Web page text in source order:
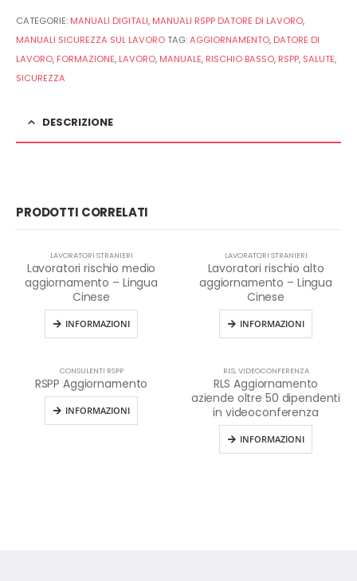
CATEGORIE: MANUALI DIGITALI, MANUALI RSPP DATORE DI LAVORO,
MANUALI SICUREZZA SUL LAVOROTAG:AGGIORNAMENTO, DATORE DI
LAVORO, FORMAZIONE, LAVORO, MANUALE, RISCHIO BASSO, RSPP, SALUTE,
SICUREZZA
DESCRIZIONE
PRODOTTI CORRELATI
LAVORATORI STRANIERI
Lavoratori rischio medio
aggiornamento – Lingua
Cinese
INFORMAZIONI
LAVORATORI STRANIERI
Lavoratori rischio alto
aggiornamento – Lingua
Cinese
INFORMAZIONI
CONSULENTI RSPP
RSPP Aggiornamento
INFORMAZIONI
RLS,VIDEOCONFERENZA
RLS Aggiornamento
aziende oltre 50 dipendenti
in videoconferenza
INFORMAZIONI